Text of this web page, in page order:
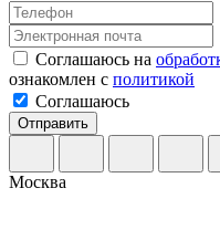
Соглашаюсь на
ознакомлен с политикой
Соглашаюсь
Отправить
Москва